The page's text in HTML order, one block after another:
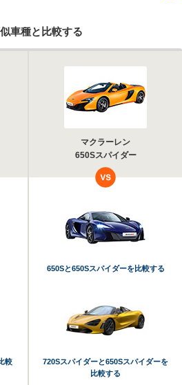
車種と比較する
マクラーレン
650Sスパイダー
較
650Sと650Sスパイダーを比較する
720Sスパイダーと650Sスパイダーを
比較する